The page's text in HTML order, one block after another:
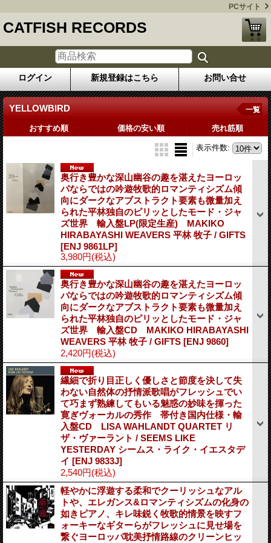
PCサイト
CATFISH RECORDS
ログイン 新規登録はこちら お問い合せ
YELLOWBIRD 一覧
おすすめ順 価格の安い順 売れ筋順
表示件数:
奥行き豊かな深山幽谷の趣を湛えたヨーロッ
パならではの吟遊牧歌的ロマンティシズム傾
向にダークなアブストラクト要素も微量加え
られた平林独自のピリッとしたモード・ジャ
ズ世界 輸入盤LP(限定生産) MAKIKO
HIRABAYASHI WEAVERS 平林 牧子 / GIFTS
[ENJ 9861LP]
3,980円(税込)
奥行き豊かな深山幽谷の趣を湛えたヨーロッ
パならではの吟遊牧歌的ロマンティシズム傾
向にダークなアブストラクト要素も微量加え
られた平林独自のピリッとしたモード・ジャ
ズ世界 輸入盤CD MAKIKO HIRABAYASHI
WEAVERS 平林 牧子 / GIFTS [ENJ 9860]
2,420円(税込)
繊細で折り目正しく優しさと節度を決して失
わない自然体の抒情派歌唱がフレッシュでい
て巧まず熟練してもいる魅惑の妙味を揮った
寛ぎヴォーカルの秀作 帯付き国内仕様・輸
入盤CD LISA WAHLANDT QUARTET リ
ザ・ヴァーラント / SEEMS LIKE
YESTERDAY シームス・ライク・イエスタデ
イ [ENJ 9833J]
2,540円(税込)
軽やかに浮遊する柔和でクーリッシュなアル
トや、エレガンス&ロマンティシズムの化身の
如きピアノ、キレ味鋭く牧歌的情景を映すフ
ォーキーなギターらがフレッシュに見せ場を
繋ぐヨーロッパ耽美抒情路線のクリーンヒッ